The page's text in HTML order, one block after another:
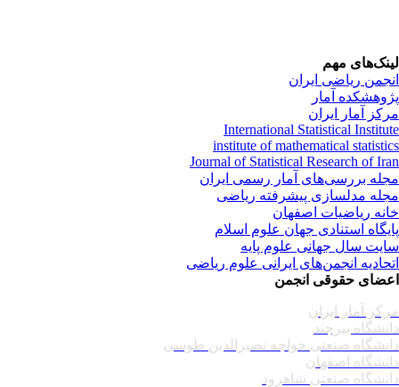
مهم
ریاضی ایران
آمار
آمار ایران
International Statistical
institute of mathematical
Journal of Statistical Research of
بررسی‌های آمار رسمی ایران
مدلسازی پیشرفته ریاضی
ریاضیات اصفهان
استنادی جهان علوم اسلام
سال جهانی علوم پایه
انجمن‌های ایرانی علوم ریاضی
حقوقی انجمن
آمار ایران
بیرجند
صنعتی خواجه نصیرالدین طوسی
اصفهان
صنعتی شاهرود